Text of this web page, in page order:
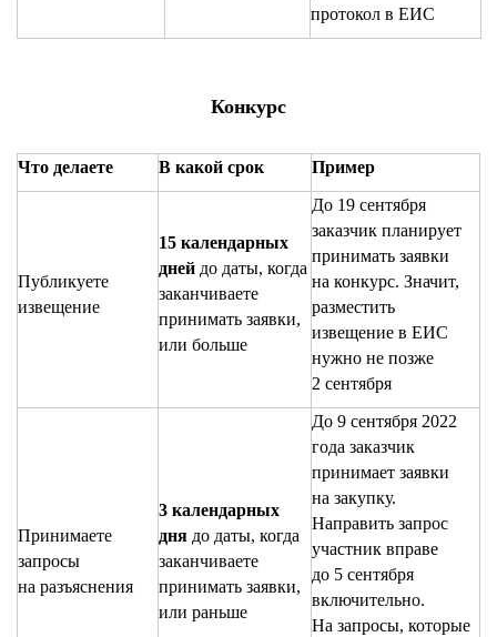
протокол в ЕИС
Конкурс
Что делаете В какой срок Пример
Публикуете
извещение
15 календарных
дней до даты, когда
заканчиваете
принимать заявки,
или больше
До 19 сентября
заказчик планирует
принимать заявки
на конкурс. Значит,
разместить
извещение в ЕИС
нужно не позже
2 сентября
Принимаете
запросы
на разъяснения
3 календарных
дня до даты, когда
заканчиваете
принимать заявки,
или раньше
До 9 сентября 2022
года заказчик
принимает заявки
на закупку.
Направить запрос
участник вправе
до 5 сентября
включительно.
На запросы, которые